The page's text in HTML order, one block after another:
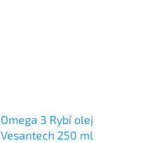
Omega 3 Rybí olej
Vesantech 250 ml